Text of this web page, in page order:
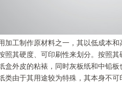
加工制作原材料之一，其以低成本
照其硬度、可印刷性来划分。按照
盒外皮的粘裱，同时灰板纸和中铅
类由于其用途较为特殊，其本身不